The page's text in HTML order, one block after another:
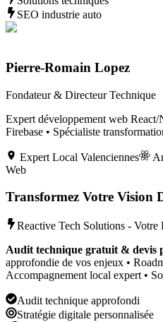
SEO industrie auto
Pierre-Romain Lopez
Fondateur & Directeur Technique
Expert développement web
Firebase • Spécialiste
Expert Local Valenciennes
Web
Transformez Votre Vision
Reactive Tech Solutions - Votre
Audit technique gratuit & devis
approfondie de vos enjeux •
Accompagnement local expert •
Audit technique approfondi
Stratégie digitale personnalisée